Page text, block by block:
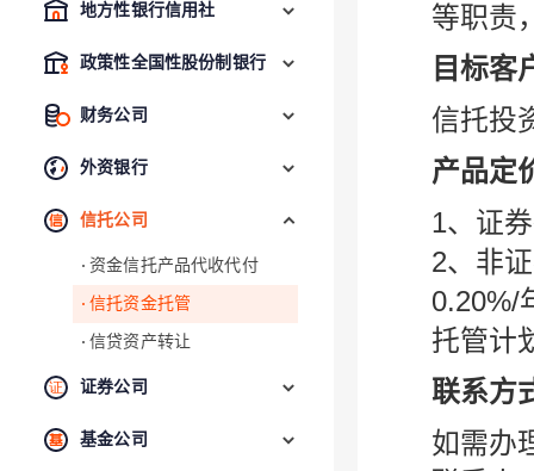
地方性银行信用社
政策性全国性股份制银行
财务公司
外资银行
信托公司
资金信托产品代收代付
信托资金托管
信贷资产转让
证券公司
基金公司
等职责
目标客
信托投
产品定
1、证
2、非
0.20%/
托管计
联系方
如需办